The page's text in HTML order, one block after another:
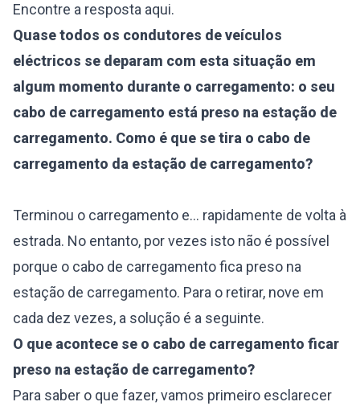
Encontre a resposta aqui.
Quase todos os condutores de veículos
eléctricos se deparam com esta situação em
algum momento durante o carregamento: o seu
cabo de carregamento está preso na estação de
carregamento. Como é que se tira o cabo de
carregamento da estação de carregamento?
Terminou o carregamento e... rapidamente de volta à
estrada. No entanto, por vezes isto não é possível
porque o cabo de carregamento fica preso na
estação de carregamento. Para o retirar, nove em
cada dez vezes, a solução é a seguinte.
O que acontece se o cabo de carregamento ficar
preso na estação de carregamento?
Para saber o que fazer, vamos primeiro esclarecer